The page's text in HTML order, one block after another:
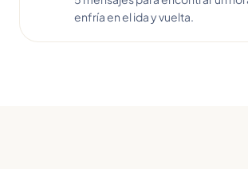
enfría en el ida y vuelta.